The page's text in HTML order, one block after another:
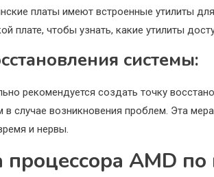
платы имеют встроенные утилиты
плате, чтобы узнать, какие утилиты
системы:
рекомендуется создать точку
в случае возникновения проблем. Эта
и нервы.
процессора AMD